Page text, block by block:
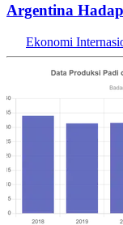
Argentina
Ekonomi